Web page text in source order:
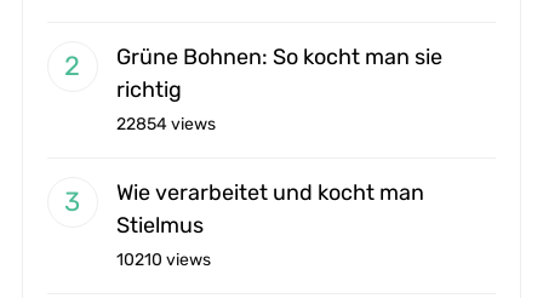
Grüne Bohnen: So kocht man sie
richtig
22854 views
Wie verarbeitet und kocht man
Stielmus
10210 views